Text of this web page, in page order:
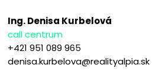
Ing. Denisa Kurbelová
call centrum
+421 951 089 965
denisa.kurbelova@realityalpia.sk